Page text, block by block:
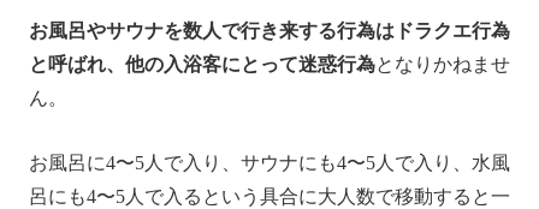
お風呂やサウナを数人で行き来する行為はドラクエ行為
と呼ばれ、他の入浴客にとって迷惑行為となりかねませ
ん。
お風呂に4〜5人で入り、サウナにも4〜5人で入り、水風
呂にも4〜5人で入るという具合に大人数で移動すると一